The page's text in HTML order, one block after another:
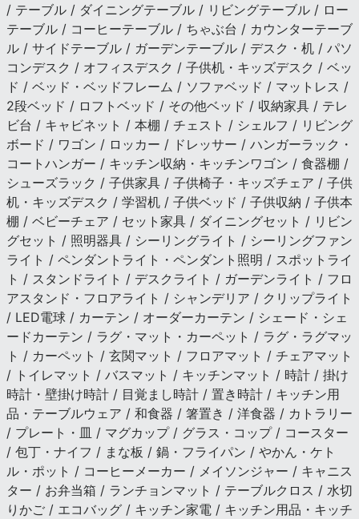
/ テーブル / ダイニングテーブル / リビングテーブル / ロー
テーブル / コーヒーテーブル / ちゃぶ台 / カウンターテーブ
ル / サイドテーブル / ガーデンテーブル / デスク・机 / パソ
コンデスク / オフィスデスク / 子供机・キッズデスク / ベッ
ド / ベッド・ベッドフレーム / ソファベッド / マットレス /
2段ベッド / ロフトベッド / その他ベッド / 収納家具 / テレ
ビ台 / キャビネット / 本棚 / チェスト / シェルフ / リビング
ボード / ワゴン / ロッカー / ドレッサー / ハンガーラック・
コートハンガー / キッチン収納・キッチンワゴン / 食器棚 /
シューズラック / 子供家具 / 子供椅子・キッズチェア / 子供
机・キッズデスク / 学習机 / 子供ベッド / 子供収納 / 子供本
棚 / ベビーチェア / セット家具 / ダイニングセット / リビン
グセット / 照明器具 / シーリングライト / シーリングファン
ライト / ペンダントライト・ペンダント照明 / スポットライ
ト / スタンドライト / デスクライト / ガーデンライト / フロ
アスタンド・フロアライト / シャンデリア / クリップライト
/ LED電球 / カーテン / オーダーカーテン / シェード・シェ
ードカーテン / ラグ・マット・カーペット / ラグ・ラグマッ
ト / カーペット / 玄関マット / フロアマット / チェアマット
/ トイレマット / バスマット / キッチンマット / 時計 / 掛け
時計・壁掛け時計 / 目覚まし時計 / 置き時計 / キッチン用
品・テーブルウェア / 和食器 / 箸置き / 洋食器 / カトラリー
/ プレート・皿 / マグカップ / グラス・コップ / コースター
/ 包丁・ナイフ / まな板 / 鍋・フライパン / やかん・ケト
ル・ポット / コーヒーメーカー / メイソンジャー / キャニス
ター / お弁当箱 / ランチョンマット / テーブルクロス / 水切
りかご / エコバッグ / キッチン家電 / キッチン用品・キッチ